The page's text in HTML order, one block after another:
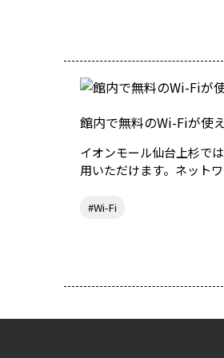
館内で無料のWi-Fiが使
イオンモール仙台上杉で
用いただけます。ネット
#Wi-Fi